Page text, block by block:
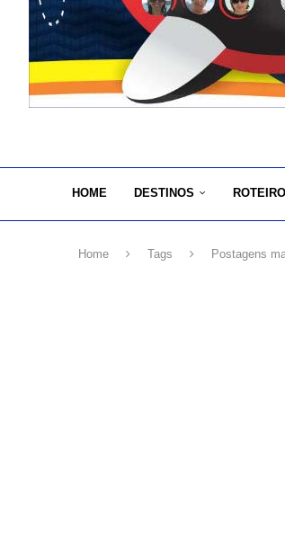
HOME DESTINOS
Home Tags Postagens